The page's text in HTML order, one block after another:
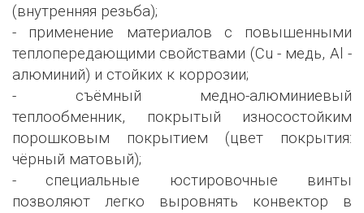
(внутренняя резьба);
- применение материалов с повышенными
теплопередающими свойствами (Сu - медь, Al -
алюминий) и стойких к коррозии;
- съёмный медно-алюминиевый
теплообменник, покрытый износостойким
порошковым покрытием (цвет покрытия:
чёрный матовый);
- специальные юстировочные винты
позволяют легко выровнять конвектор в